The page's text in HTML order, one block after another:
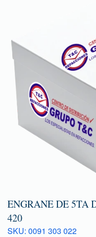
ENGRANE DE 5TA
420
SKU: 0091 303 022